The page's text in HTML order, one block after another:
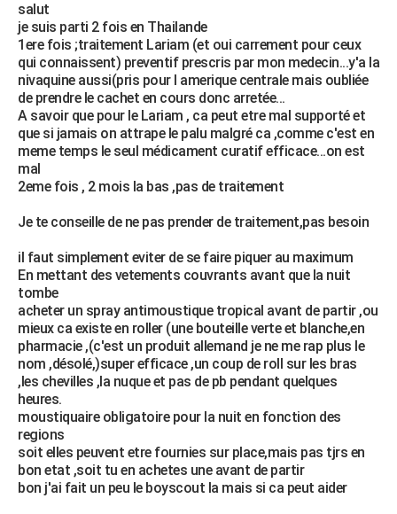
Bricolage
Lifestyle
Culture
Sport
Auto
Television
Voyage
Cinema
salut
je suis parti 2 fois en Thailande
1ere fois ;traitement Lariam (et oui carrement pour ceux
qui connaissent) preventif prescris par mon medecin...y'a la
nivaquine aussi(pris pour l amerique centrale mais oubliée
de prendre le cachet en cours donc arretée...
A savoir que pour le Lariam , ca peut etre mal supporté et
que si jamais on attrape le palu malgré ca ,comme c'est en
meme temps le seul médicament curatif efficace...on est
mal
2eme fois , 2 mois la bas ,pas de traitement
Je te conseille de ne pas prender de traitement,pas besoin
il faut simplement eviter de se faire piquer au maximum
En mettant des vetements couvrants avant que la nuit
tombe
acheter un spray antimoustique tropical avant de partir ,ou
mieux ca existe en roller (une bouteille verte et blanche,en
pharmacie ,(c'est un produit allemand je ne me rap plus le
nom ,désolé,)super efficace ,un coup de roll sur les bras
,les chevilles ,la nuque et pas de pb pendant quelques
heures.
moustiquaire obligatoire pour la nuit en fonction des
regions
soit elles peuvent etre fournies sur place,mais pas tjrs en
bon etat ,soit tu en achetes une avant de partir
bon j'ai fait un peu le boyscout la mais si ca peut aider